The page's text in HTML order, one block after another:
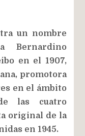
un nombre
en el 1907,
promotora
en el ámbito
las cuatro
original de la
en 1945.